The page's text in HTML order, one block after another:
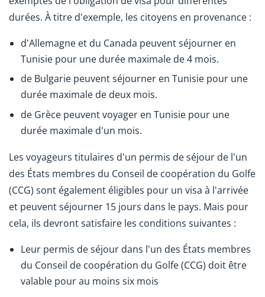
durées. À titre d'exemple, les citoyens en provenance :
d'Allemagne et du Canada peuvent séjourner en
Tunisie pour une durée maximale de 4 mois.
de Bulgarie peuvent séjourner en Tunisie pour une
durée maximale de deux mois.
de Grèce peuvent voyager en Tunisie pour une
durée maximale d'un mois.
Les voyageurs titulaires d'un permis de séjour de l'un
des États membres du Conseil de coopération du Golfe
(CCG) sont également éligibles pour un visa à l'arrivée
et peuvent séjourner 15 jours dans le pays. Mais pour
cela, ils devront satisfaire les conditions suivantes :
Leur permis de séjour dans l'un des États membres
du Conseil de coopération du Golfe (CCG) doit être
valable pour au moins six mois